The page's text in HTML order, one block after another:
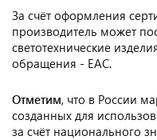
За счёт оформления
производитель может
светотехнические
обращения - ЕАС.
Отметим, что в России
созданных для
за счёт национального